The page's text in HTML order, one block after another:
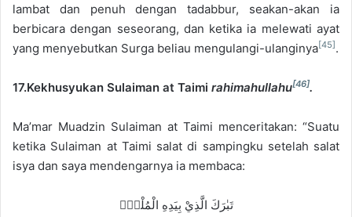
lambat dan penuh dengan tadabbur, seakan-akan ia
berbicara dengan seseorang, dan ketika ia melewati ayat
yang menyebutkan Surga beliau mengulangi-ulanginya[45] .
17.Kekhusyukan Sulaiman at Taimi rahimahullahu[46].
Ma’mar Muadzin Sulaiman at Taimi menceritakan: “Suatu
ketika Sulaiman at Taimi salat di sampingku setelah salat
isya dan saya mendengarnya ia membaca:
تَبٰرَكَ الَّذِيْ بِيَدِهِ الْمُلْكُۖ